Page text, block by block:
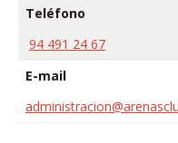
Teléfono
94 491 24 67
E-mail